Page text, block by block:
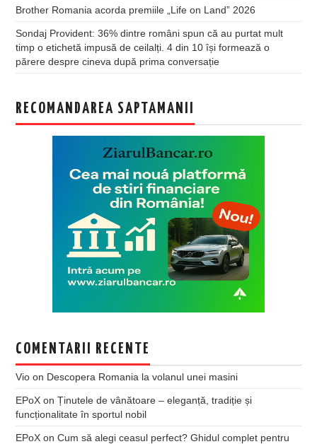
Brother Romania acorda premiile „Life on Land” 2026
Sondaj Provident: 36% dintre români spun că au purtat mult
timp o etichetă impusă de ceilalți. 4 din 10 își formează o
părere despre cineva după prima conversație
RECOMANDAREA SAPTAMANII
COMENTARII RECENTE
Vio on Descopera Romania la volanul unei masini
EPoX onȚinutele de vânătoare – eleganță, tradiție și
funcționalitate în sportul nobil
EPoX onCum să alegi ceasul perfect? Ghidul complet pentru